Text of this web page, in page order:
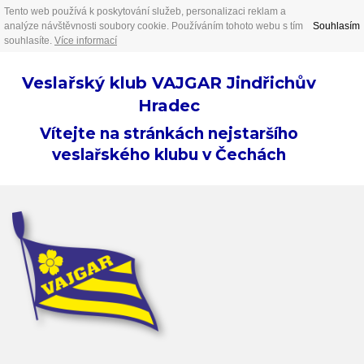
Tento web používá k poskytování služeb, personalizaci reklam a
analýze návštěvnosti soubory cookie. Používáním tohoto webu s tím
souhlasíte. Více informací
Souhlasím
Veslařský klub VAJGAR Jindřichův
Hradec
Vítejte na stránkách nejstaršího
veslařského klubu v Čechách